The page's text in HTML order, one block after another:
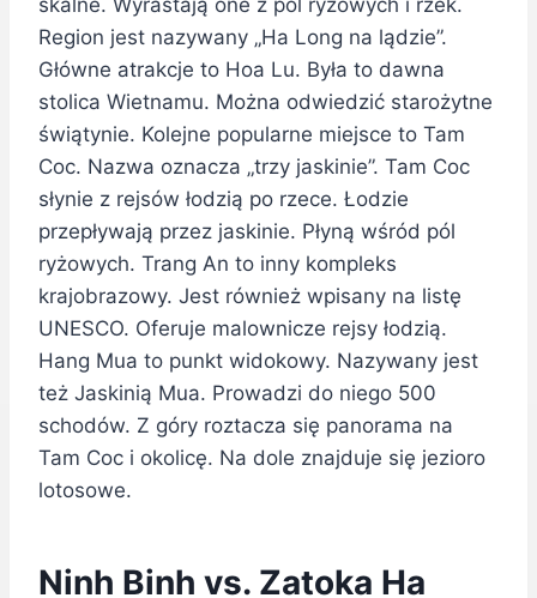
skalne. Wyrastają one z pól ryżowych i rzek.
Region jest nazywany „Ha Long na lądzie”.
Główne atrakcje to Hoa Lu. Była to dawna
stolica Wietnamu. Można odwiedzić starożytne
świątynie. Kolejne popularne miejsce to Tam
Coc. Nazwa oznacza „trzy jaskinie”. Tam Coc
słynie z rejsów łodzią po rzece. Łodzie
przepływają przez jaskinie. Płyną wśród pól
ryżowych. Trang An to inny kompleks
krajobrazowy. Jest również wpisany na listę
UNESCO. Oferuje malownicze rejsy łodzią.
Hang Mua to punkt widokowy. Nazywany jest
też Jaskinią Mua. Prowadzi do niego 500
schodów. Z góry roztacza się panorama na
Tam Coc i okolicę. Na dole znajduje się jezioro
lotosowe.
Ninh Binh vs. Zatoka Ha